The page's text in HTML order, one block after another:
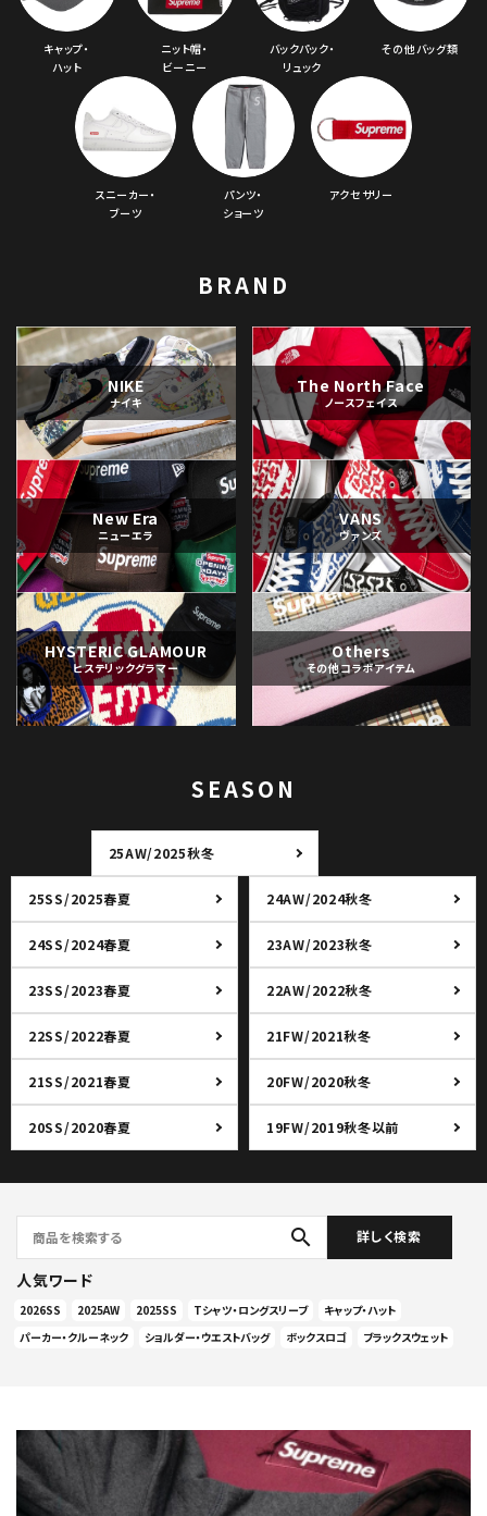
キャップ・
ハット
ニット帽・
ビーニー
バックパック・
リュック
その他バッグ類
スニーカー・
ブーツ
パンツ・
ショーツ
アクセサリー
BRAND
NIKE
ナイキ
The North Face
ノースフェイス
New Era
ニューエラ
VANS
ヴァンズ
HYSTERIC GLAMOUR
ヒステリックグラマー
Others
その他コラボアイテム
SEASON
25AW/2025秋冬
25SS/2025春夏 24AW/2024秋冬
24SS/2024春夏 23AW/2023秋冬
23SS/2023春夏 22AW/2022秋冬
22SS/2022春夏 21FW/2021秋冬
21SS/2021春夏 20FW/2020秋冬
20SS/2020春夏 19FW/2019秋冬以前
search 詳しく検索
人気ワード
2026SS 2025AW 2025SS Tシャツ・ロングスリーブ
キャップ・ハット
パーカー・クルーネック
ショルダー・ウエストバッグ ボックスロゴ ブラックスウェット